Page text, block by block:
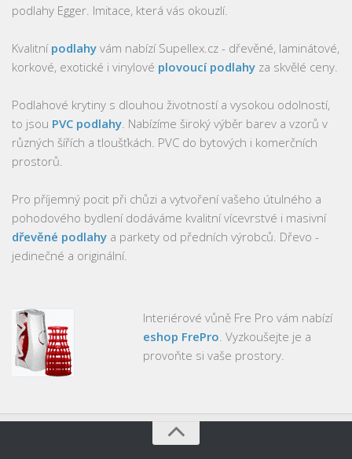
podlahy Egger. Imitace, která vás okouzlí.
Kvalitní podlahy vám nabízí Supellex.cz - dřevěné, laminátové,
korkové, exotické i vinylové plovoucí podlahy za skvělé ceny.
Podlahové krytiny s dlouhou životností a vysokou odolností,
to jsou PVC podlahy . Nabízíme široký výběr barev a vzorů v
různých šířích a tloušťkách. PVC do bytových i komerčních
prostorů.
Pro příjemný pocit při chůzi a vytvoření vašeho útulného a
pohodového bydlení dodáváme kvalitní vícevrstvé i masivní
dřevěné podlahy a parkety od předních výrobců. Dřevo -
jedinečné a originální.
Interiérové vůně Fre Pro vám nabízí
eshop FrePro . Vyzkoušejte je a
provoňte si vaše prostory.